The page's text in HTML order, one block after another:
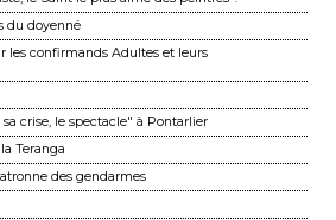
du doyenné
les confirmands Adultes et leurs
crise, le spectacle" à Pontarlier
Teranga
des gendarmes